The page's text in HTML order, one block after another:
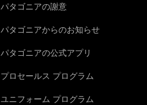
パタゴニアの謝意
パタゴニアからのお知らせ
パタゴニアの公式アプリ
プロセールス プログラム
ユニフォーム プログラム